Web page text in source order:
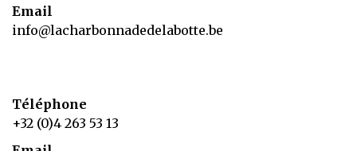
Email
info@lacharbonnadedelabotte.be
Téléphone
+32 (0)4 263 53 13